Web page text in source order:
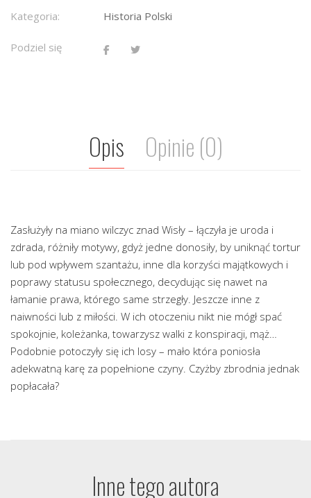
Kategoria: Historia Polski
Podziel się
Opis Opinie (0)
Zasłużyły na miano wilczyc znad Wisły – łączyła je uroda i
zdrada, różniły motywy, gdyż jedne donosiły, by uniknąć tortur
lub pod wpływem szantażu, inne dla korzyści majątkowych i
poprawy statusu społecznego, decydując się nawet na
łamanie prawa, którego same strzegły. Jeszcze inne z
naiwności lub z miłości. W ich otoczeniu nikt nie mógł spać
spokojnie, koleżanka, towarzysz walki z konspiracji, mąż…
Podobnie potoczyły się ich losy – mało która poniosła
adekwatną karę za popełnione czyny. Czyżby zbrodnia jednak
popłacała?
Inne tego autora